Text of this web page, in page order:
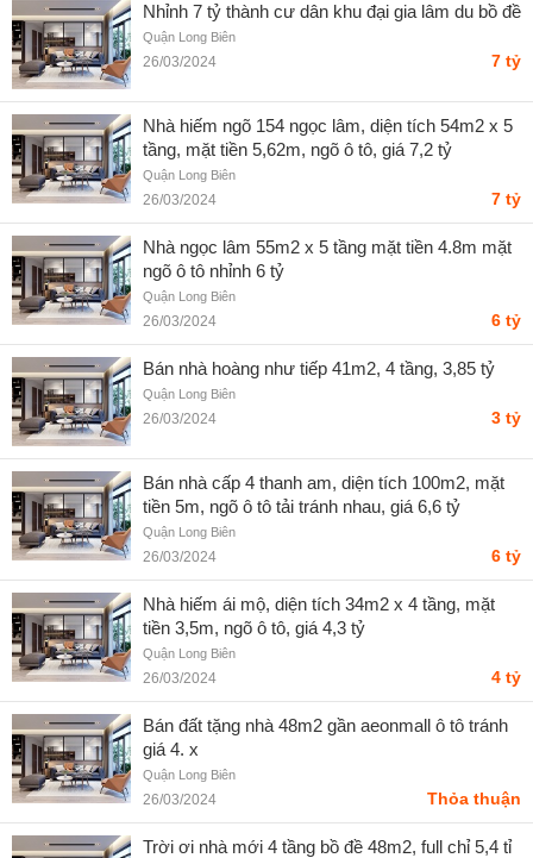
Nhỉnh 7 tỷ thành cư dân khu đại gia lâm du bồ đề
Quận Long Biên
26/03/2024 7 tỷ
Nhà hiếm ngõ 154 ngọc lâm, diện tích 54m2 x 5
tầng, mặt tiền 5,62m, ngõ ô tô, giá 7,2 tỷ
Quận Long Biên
26/03/2024 7 tỷ
Nhà ngọc lâm 55m2 x 5 tầng mặt tiền 4.8m mặt
ngõ ô tô nhỉnh 6 tỷ
Quận Long Biên
26/03/2024 6 tỷ
Bán nhà hoàng như tiếp 41m2, 4 tầng, 3,85 tỷ
Quận Long Biên
26/03/2024 3 tỷ
Bán nhà cấp 4 thanh am, diện tích 100m2, mặt
tiền 5m, ngõ ô tô tải tránh nhau, giá 6,6 tỷ
Quận Long Biên
26/03/2024 6 tỷ
Nhà hiếm ái mộ, diện tích 34m2 x 4 tầng, mặt
tiền 3,5m, ngõ ô tô, giá 4,3 tỷ
Quận Long Biên
26/03/2024 4 tỷ
Bán đất tặng nhà 48m2 gần aeonmall ô tô tránh
giá 4. x
Quận Long Biên
26/03/2024 Thỏa thuận
Trời ơi nhà mới 4 tầng bồ đề 48m2, full chỉ 5,4 tỉ